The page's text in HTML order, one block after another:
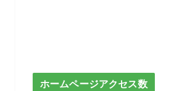
ホームページアクセス数